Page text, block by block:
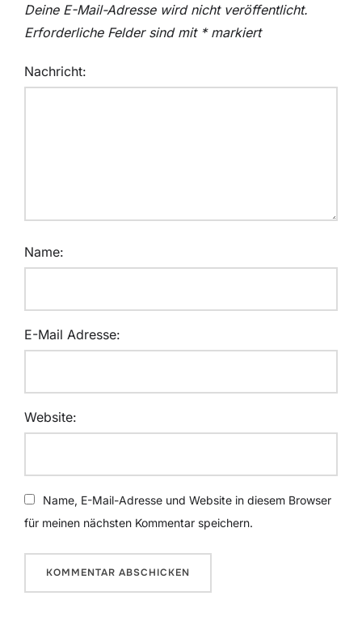
Deine E-Mail-Adresse wird nicht veröffentlicht.
Erforderliche Felder sind mit *markiert
Nachricht:
Name:
E-Mail Adresse:
Website:
Name, E-Mail-Adresse und Website in diesem Browser
für meinen nächsten Kommentar speichern.